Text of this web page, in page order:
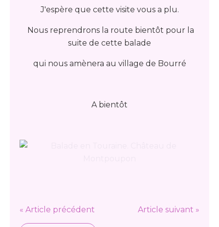
J'espère que cette visite vous a plu.
Nous reprendrons la route bientôt pour la
suite de cette balade
qui nous amènera au village de Bourré
A bientôt
« Article précédent Article suivant »